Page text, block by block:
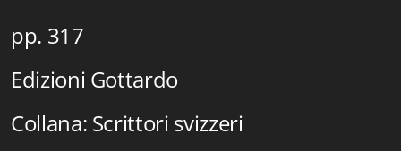
pp. 317
Edizioni Gottardo
Collana: Scrittori svizzeri
Jus Helveticum
Libella
Maestri della Pietra